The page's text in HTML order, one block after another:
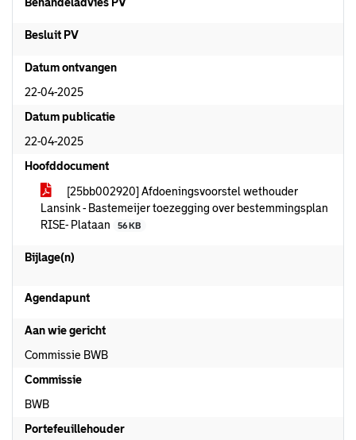
Besluit PV
Datum ontvangen
22-04-2025
Datum publicatie
22-04-2025
Hoofddocument
[25bb002920] Afdoeningsvoorstel wethouder
Lansink - Bastemeijer toezegging over bestemmingsplan
RISE- Plataan
56 KB
Bijlage(n)
Agendapunt
Aan wie gericht
Commissie BWB
Commissie
BWB
Portefeuillehouder